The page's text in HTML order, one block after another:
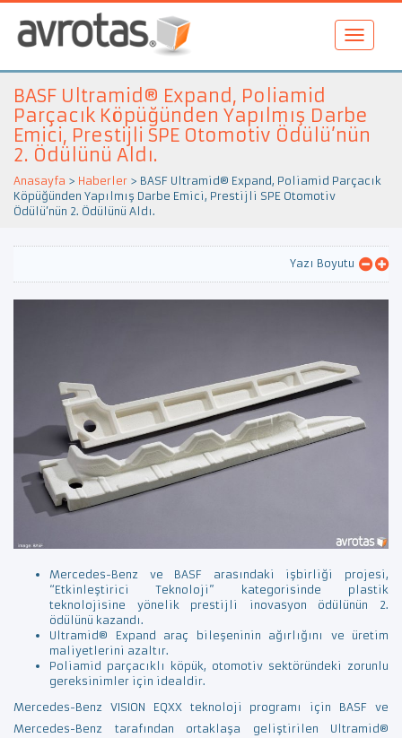
BASF Ultramid® Expand, Poliamid
Parçacık Köpüğünden Yapılmış Darbe
Emici, Prestijli SPE Otomotiv Ödülü’nün
2. Ödülünü Aldı.
Anasayfa > Haberler > BASF Ultramid® Expand, Poliamid Parçacık
Köpüğünden Yapılmış Darbe Emici, Prestijli SPE Otomotiv
Ödülü’nün 2. Ödülünü Aldı.
Yazı Boyutu
Mercedes-Benz ve BASF arasındaki işbirliği projesi,
“Etkinleştirici Teknoloji” kategorisinde plastik
teknolojisine yönelik prestijli inovasyon ödülünün 2.
ödülünü kazandı.
Ultramid® Expand araç bileşeninin ağırlığını ve üretim
maliyetlerini azaltır.
Poliamid parçacıklı köpük, otomotiv sektöründeki zorunlu
gereksinimler için idealdir.
Mercedes-Benz VISION EQXX teknoloji programı için BASF ve
Mercedes-Benz tarafından ortaklaşa geliştirilen Ultramid®